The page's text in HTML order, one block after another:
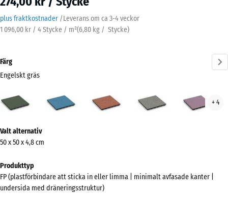
plus fraktkostnader /Leverans om ca 3-4 veckor
1 096,00 kr / 4 Stycke / m²(6,80 kg / Stycke)
Färg
Engelskt gräs
granit
+ 4
information
om
färgerna?
Visa
färgpalett
Valt alternativ
50 x 50 x 4,8 cm
Produkttyp
FP (plastförbindare att sticka in eller limma | minimalt avfasade kanter |
undersida med dräneringsstruktur)